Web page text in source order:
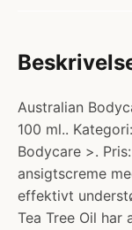
Australian
100 ml..
Bodycare >.
ansigtscreme
effektivt
Tea Tree Oil har